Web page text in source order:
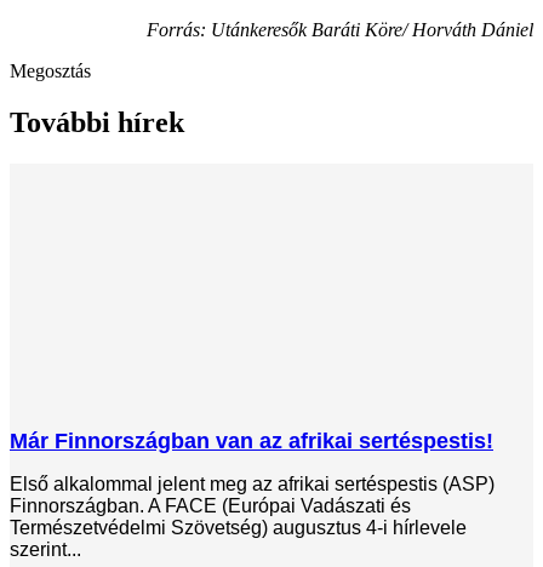
Forrás: Utánkeresők Baráti Köre/ Horváth Dániel
Megosztás
További hírek
Már Finnországban van az afrikai sertéspestis!
Első alkalommal jelent meg az afrikai sertéspestis (ASP)
Finnországban. A FACE (Európai Vadászati és
Természetvédelmi Szövetség) augusztus 4-i hírlevele
szerint...